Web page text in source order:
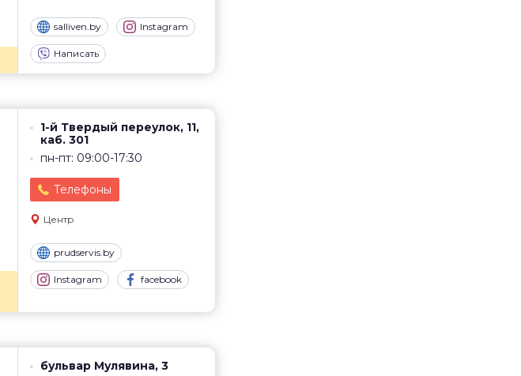
salliven.by Instagram
Написать
1-й Твердый переулок, 11,
каб. 301
пн-пт: 09:00-17:30
Телефоны
Центр
prudservis.by
Instagram facebook
бульвар Мулявина, 3